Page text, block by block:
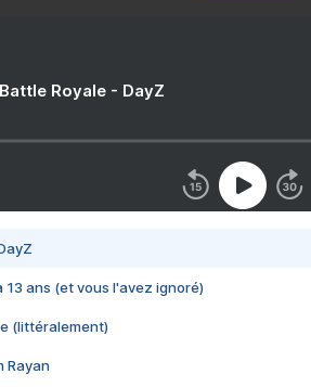
Royale - DayZ
13 ans (et vous l'avez ignoré)
(littéralement)
Rayan